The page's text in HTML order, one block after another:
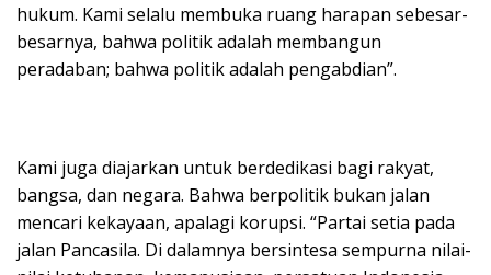
hukum. Kami selalu membuka ruang harapan sebesar-
besarnya, bahwa politik adalah membangun
peradaban; bahwa politik adalah pengabdian”.
Kami juga diajarkan untuk berdedikasi bagi rakyat,
bangsa, dan negara. Bahwa berpolitik bukan jalan
mencari kekayaan, apalagi korupsi. “Partai setia pada
jalan Pancasila. Di dalamnya bersintesa sempurna nilai-